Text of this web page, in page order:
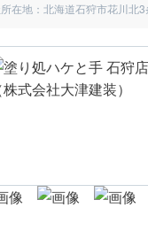
在地：北海道石狩市花川北